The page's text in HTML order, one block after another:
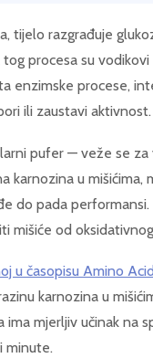
tijelo razgrađuje
procesa su
enzimske procese,
ili zaustavi aktivnost.
pufer — veže se
karnozina u
do pada
mišiće od
u časopisu Amino
karnozina u
ima mjerljiv učinak na
minute.